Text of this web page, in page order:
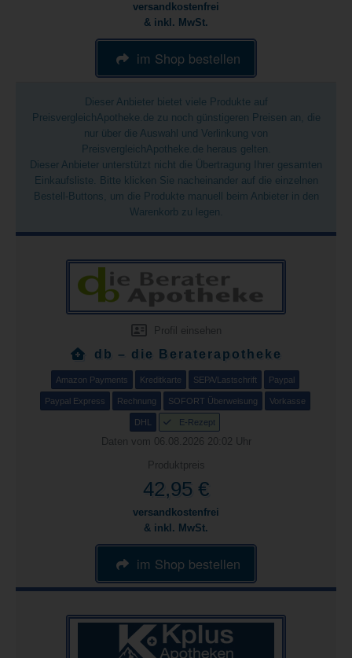
versandkostenfrei
& inkl. MwSt.
im Shop bestellen
Dieser Anbieter bietet viele Produkte auf
PreisvergleichApotheke.de zu noch günstigeren Preisen an, die
nur über die Auswahl und Verlinkung von
PreisvergleichApotheke.de heraus gelten.
Dieser Anbieter unterstützt nicht die Übertragung Ihrer gesamten
Einkaufsliste. Bitte klicken Sie nacheinander auf die einzelnen
Bestell-Buttons, um die Produkte manuell beim Anbieter in den
Warenkorb zu legen.
Profil einsehen
db – die Beraterapotheke
Amazon Payments Kreditkarte SEPA/Lastschrift Paypal
Paypal Express Rechnung SOFORT Überweisung Vorkasse
DHL E-Rezept
Daten vom 06.08.2026 20:02 Uhr
Produktpreis
42,95 €
versandkostenfrei
& inkl. MwSt.
im Shop bestellen